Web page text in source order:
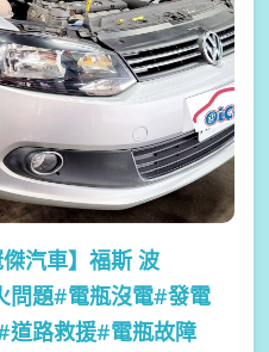
傑汽車】福斯 波
問題#電瓶沒電#發電
道路救援#電瓶故障